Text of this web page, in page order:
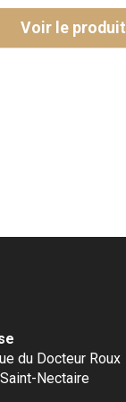
Voir le produit
du Docteur Roux
Nectaire